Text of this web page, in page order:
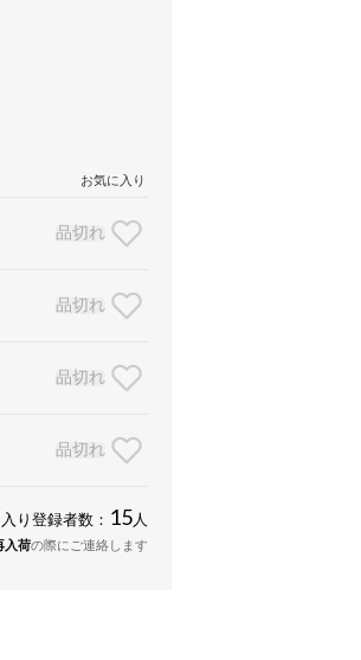
お気に入り
品切れ
品切れ
品切れ
品切れ
り登録者数： 15 人
入荷の際にご連絡します